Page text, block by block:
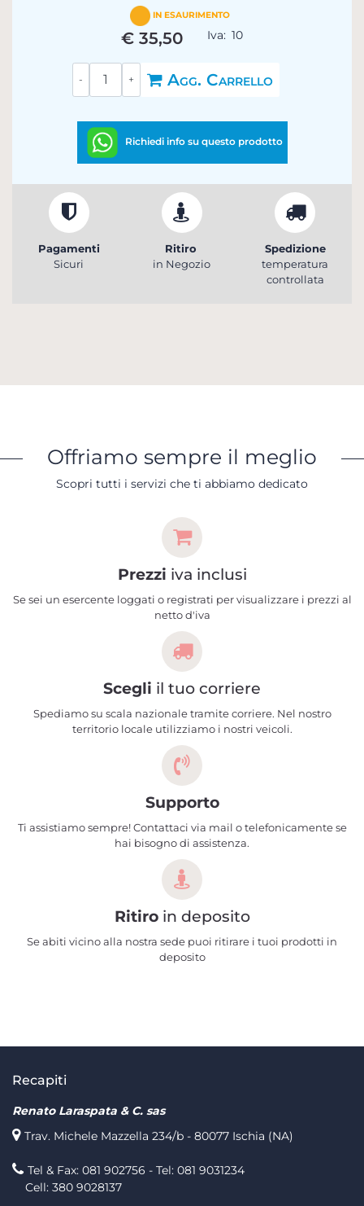
IN ESAURIMENTO
€ 35,50 Iva: 10
Quantità
Agg. Carrello
Richiedi info su questo prodotto
Pagamenti
Sicuri
Ritiro
in Negozio
Spedizione
temperatura
controllata
Offriamo sempre il meglio
Scopri tutti i servizi che ti abbiamo dedicato
Prezzi iva inclusi
Se sei un esercente loggati o registrati per visualizzare i prezzi al
netto d'iva
Scegli il tuo corriere
Spediamo su scala nazionale tramite corriere. Nel nostro
territorio locale utilizziamo i nostri veicoli.
Supporto
Ti assistiamo sempre! Contattaci via mail o telefonicamente se
hai bisogno di assistenza.
Ritiroin deposito
Se abiti vicino alla nostra sede puoi ritirare i tuoi prodotti in
deposito
Recapiti
Renato Laraspata & C. sas
Trav. Michele Mazzella 234/b - 80077 Ischia (NA)
Tel & Fax: 081 902756 - Tel: 081 9031234
Cell: 380 9028137